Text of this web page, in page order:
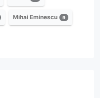
Mihai Eminescu 9